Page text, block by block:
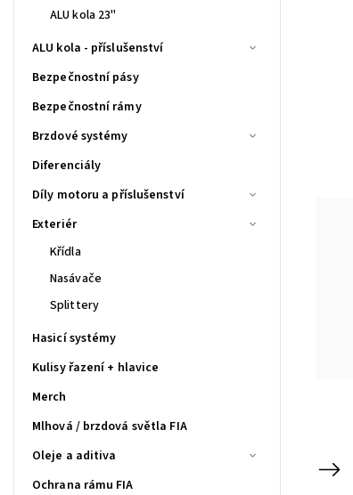
ALU kola 23"
ALU kola - příslušenství
Bezpečnostní pásy
Bezpečnostní rámy
Brzdové systémy
Diferenciály
Díly motoru a příslušenství
Exteriér
Křídla
Nasávače
Splittery
Hasicí systémy
Kulisy řazení + hlavice
Merch
Mlhová / brzdová světla FIA
Oleje a aditiva
Ochrana rámu FIA